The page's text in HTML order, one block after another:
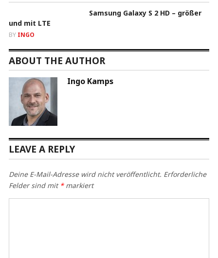
Samsung Galaxy S 2 HD – größer
und mit LTE
BY INGO
ABOUT THE AUTHOR
Ingo Kamps
LEAVE A REPLY
Deine E-Mail-Adresse wird nicht veröffentlicht. Erforderliche
Felder sind mit *markiert